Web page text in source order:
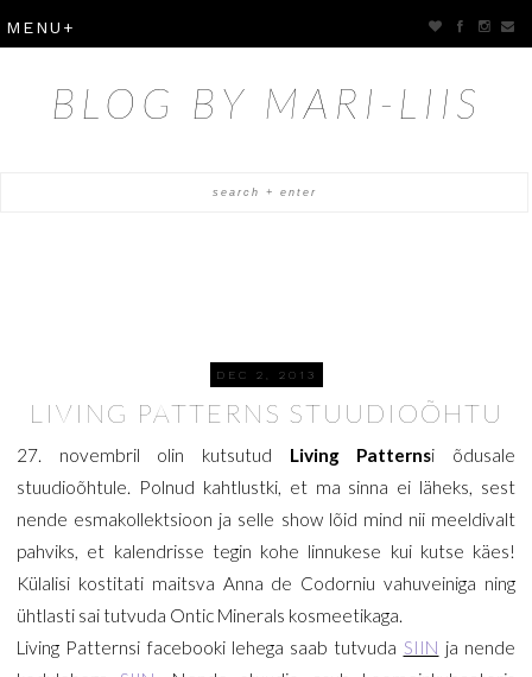
BLOG BY MARI-LIIS
DEC 2, 2013
LIVING PATTERNS STUUDIOÕHTU
27. novembril olin kutsutud Living Patternsi õdusale
stuudioõhtule. Polnud kahtlustki, et ma sinna ei läheks, sest
nende esmakollektsioon ja selle show lõid mind nii meeldivalt
pahviks, et kalendrisse tegin kohe linnukese kui kutse käes!
Külalisi kostitati maitsva Anna de Codorniu vahuveiniga ning
ühtlasti sai tutvuda Ontic Minerals kosmeetikaga.
Living Patternsi facebooki lehega saab tutvuda SIIN ja nende